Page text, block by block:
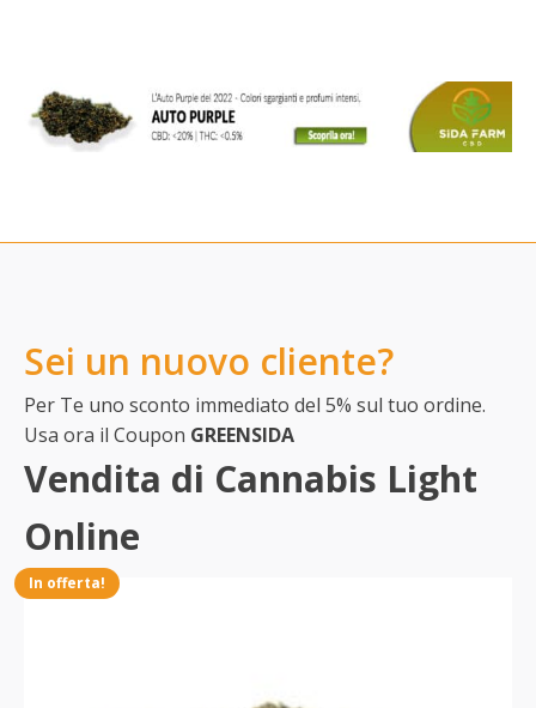
Sei un nuovo cliente?
Per Te uno sconto immediato del 5% sul tuo ordine.
Usa ora il Coupon GREENSIDA
Vendita di Cannabis Light
Online
In offerta!